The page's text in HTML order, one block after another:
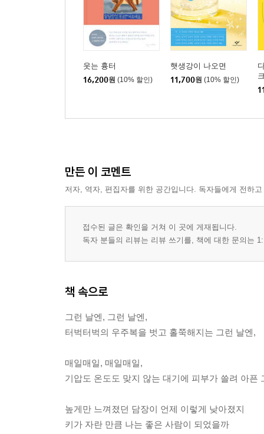
웃는 흉터
16,200원 (10% 할인)
햇생강이 나오면
11,700원 (10% 할인)
만든 이 코멘트
저자, 역자, 편집자를 위한 공간입니다. 독자들에게 전하
접수된 글은 확인을 거쳐 이 곳에 게재됩니다.
독자 분들의 리뷰는 리뷰 쓰기를, 책에 대한 문의는
책 속으로
그런 날엔, 그런 날엔,
터벅터벅의 우주복을 벗고 홀쭉해지는 그런 날엔,
매일매일, 매일매일,
기압도 온도도 맞지 않는 대기에 피부가 쓸려 아픈
높게만 느껴졌던 담장이 언제 이렇게 낮아졌지
키가 자란 만큼 나는 좋은 사람이 되었을까